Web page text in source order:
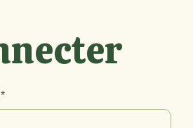
*Obligatoire